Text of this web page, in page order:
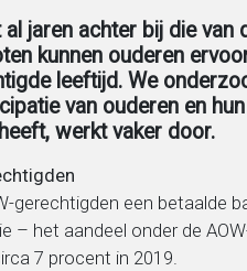
jaren achter bij die
kunnen ouderen
leeftijd. We
van ouderen en
werkt vaker door.
gerechtigden een betaalde
– het aandeel onder de
7 procent in 2019.